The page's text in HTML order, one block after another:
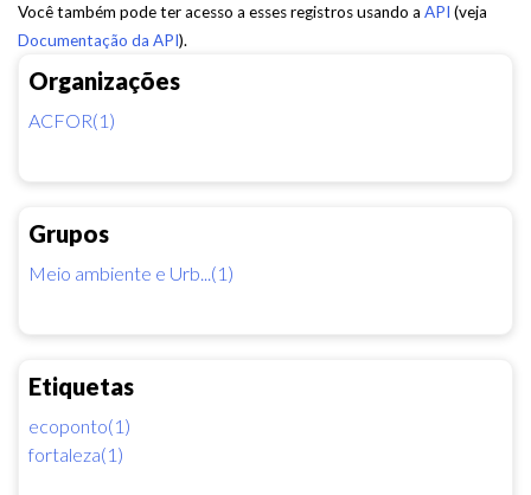
Organizações
ACFOR(1)
Grupos
Meio ambiente e Urb...(1)
Etiquetas
ecoponto(1)
fortaleza(1)
Você também pode ter acesso a esses registros usando a API (veja
Documentação da API).